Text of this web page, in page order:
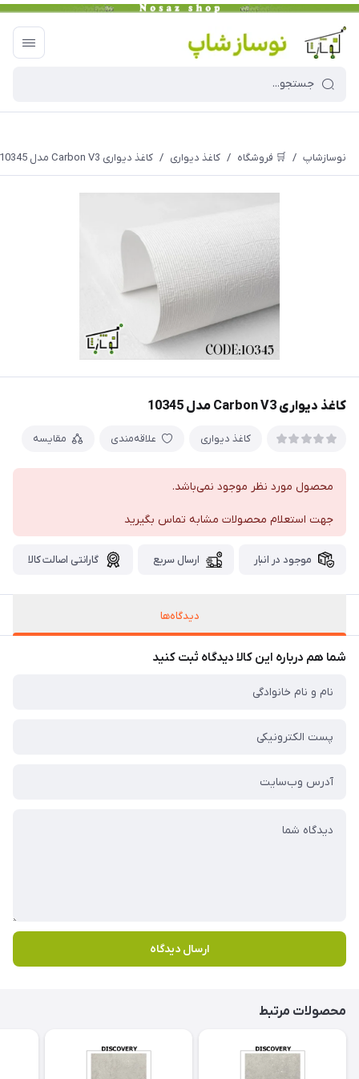
نوسازشاپ / 🛒 فروشگاه / کاغذ دیواری / کاغذ دیواری Carbon V3 مدل 10345
کاغذ دیواری Carbon V3 مدل 10345
کاغذ دیواری علاقه‌مندی مقایسه
محصول مورد نظر موجود نمی‌باشد.
جهت استعلام محصولات مشابه تماس بگیرید
موجود در انبار ارسال سریع گارانتی اصالت کالا
دیدگاه‌ها
شما هم درباره این کالا دیدگاه ثبت کنید
ارسال دیدگاه
محصولات مرتبط